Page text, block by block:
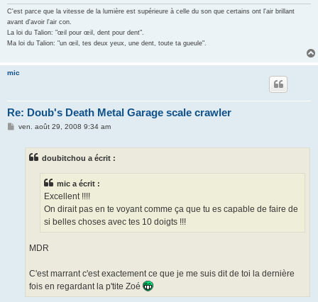
C'est parce que la vitesse de la lumière est supérieure à celle du son que certains ont l'air brillant
avant d'avoir l'air con.
La loi du Talion: "œil pour œil, dent pour dent".
Ma loi du Talion: "un œil, tes deux yeux, une dent, toute ta gueule".
mic
Re: Doub's Death Metal Garage scale crawler
Mven. août 29, 2008 9:34 am
doubitchou a écrit :
mic a écrit :
Excellent !!!!
On dirait pas en te voyant comme ça que tu es capable de faire de
si belles choses avec tes 10 doigts !!!
MDR
C'est marrant c'est exactement ce que je me suis dit de toi la dernière
fois en regardant la p'tite Zoé